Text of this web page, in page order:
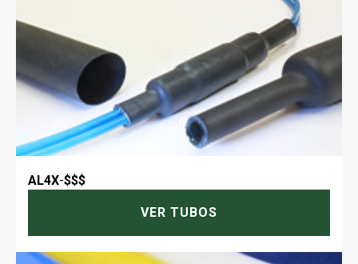
AL4X-$$$
VER TUBOS